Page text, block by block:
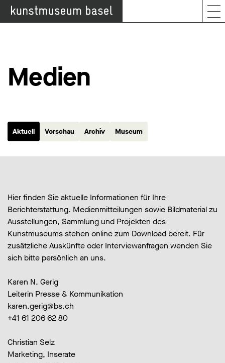
Medien
Aktuell Vorschau Archiv Museum
Hier finden Sie aktuelle Informationen für Ihre
Berichterstattung. Medienmitteilungen sowie Bildmaterial zu
Ausstellungen, Sammlung und Projekten des
Kunstmuseums stehen online zum Download bereit. Für
zusätzliche Auskünfte oder Interviewanfragen wenden Sie
sich bitte persönlich an uns.
Karen N. Gerig
Leiterin Presse & Kommunikation
karen.gerig@bs.ch
+41 61 206 62 80
Christian Selz
Marketing, Inserate